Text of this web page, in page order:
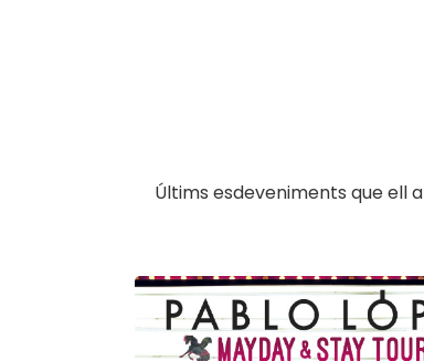
Últims esdeveniments que ell